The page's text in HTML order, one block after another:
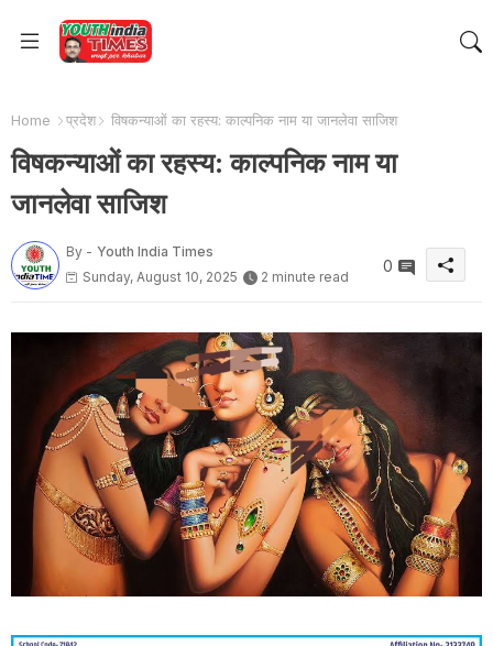
Home प्रदेश विषकन्याओं का रहस्य: काल्पनिक नाम या जानलेवा साजिश
विषकन्याओं का रहस्य: काल्पनिक नाम या
जानलेवा साजिश
By - Youth India Times
Sunday, August 10, 2025
2 minute read
0